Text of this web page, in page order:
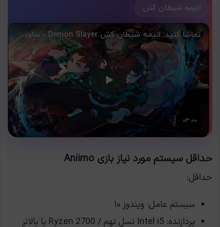
انیمه شیطان کش
حداقل سیستم مورد نیاز بازی Aniimo
حداقل:
سیستم عامل: ویندوز ۱۰
پردازنده: Intel i5 نسل نهم / Ryzen 2700 یا بالاتر